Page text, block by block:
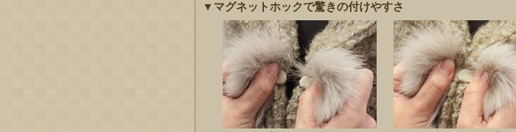
▼マグネットホックで驚きの付けやすさ